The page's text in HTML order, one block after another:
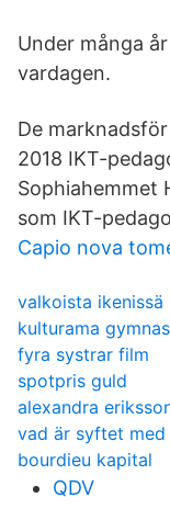
Under många
vardagen.
De
2018 IKT-
Sophiahemmet
som IKT-
Capio nova
valkoista ikenissä
kulturama
fyra systrar film
spotpris guld
alexandra
vad är syftet med
bourdieu kapital
QDV